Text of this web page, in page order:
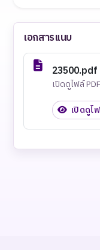
เอกสารแนบ
23500.pdf
เปิดดูไฟล์
เปิดดูไ